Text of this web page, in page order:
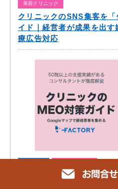
美容クリニック
クリニックのSNS集客を
イド｜経営者が成果を出
療広告対応
クリニックのMEO対策完